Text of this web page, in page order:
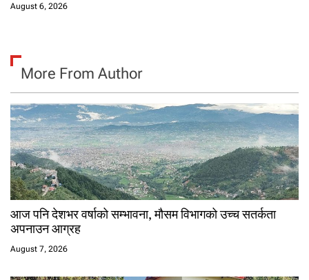
August 6, 2026
More From Author
आज पनि देशभर वर्षाको सम्भावना, मौसम विभागको उच्च सतर्कता
अपनाउन आग्रह
August 7, 2026